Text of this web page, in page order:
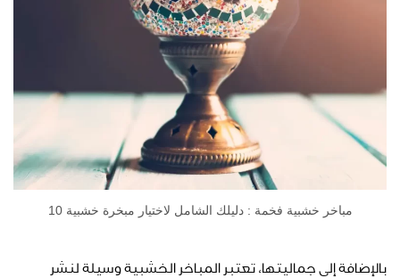
مباخر خشبية فخمة : دليلك الشامل لاختيار مبخرة خشبية 10
بالإضافة إلى جماليتها، تعتبر المباخر الخشبية وسيلة لنشر